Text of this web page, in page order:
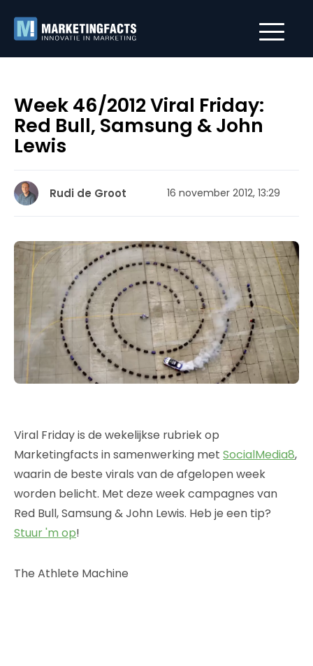
Week 46/2012 Viral Friday:
Red Bull, Samsung & John
Lewis
Rudi de Groot 16 november 2012, 13:29
Viral Friday is de wekelijkse rubriek op
Marketingfacts in samenwerking met SocialMedia8,
waarin de beste virals van de afgelopen week
worden belicht. Met deze week campagnes van
Red Bull, Samsung & John Lewis. Heb je een tip?
Stuur 'm op!
The Athlete Machine